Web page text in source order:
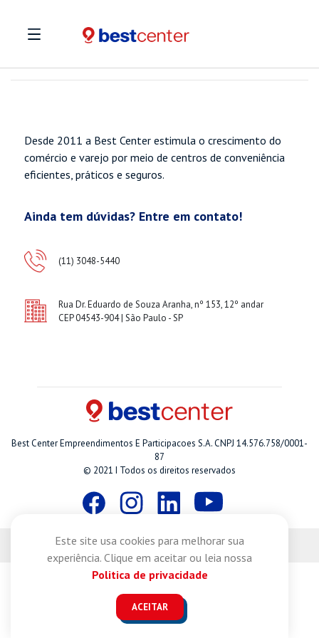
Desde 2011 a Best Center estimula o crescimento do
comércio e varejo por meio de centros de conveniência
eficientes, práticos e seguros.
Ainda tem dúvidas? Entre em contato!
(11) 3048-5440
Rua Dr. Eduardo de Souza Aranha, nº 153, 12º andar
CEP 04543-904 | São Paulo - SP
Best Center Empreendimentos E Participacoes S.A. CNPJ 14.576.758/0001-
87
© 2021 I Todos os direitos reservados
Desenvolvido por
Este site usa cookies para melhorar sua
experiência. Clique em aceitar ou leia nossa
Politica de privacidade
ACEITAR